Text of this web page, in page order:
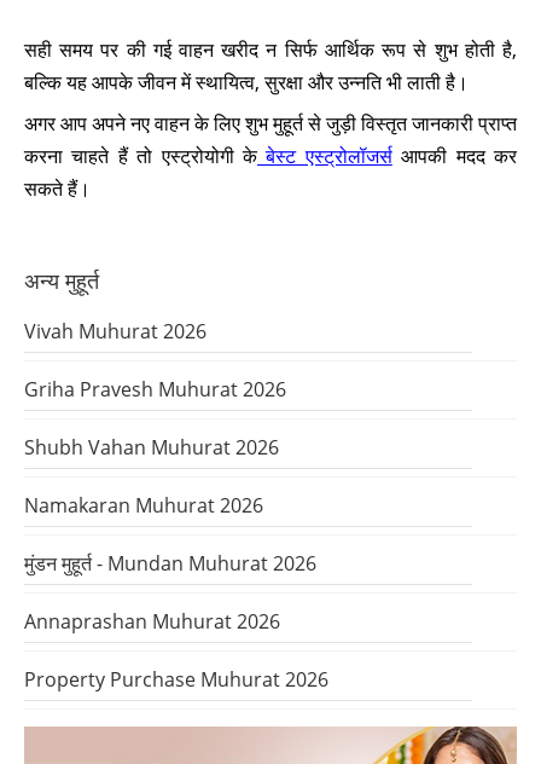
सही समय पर की गई वाहन खरीद न सिर्फ आर्थिक रूप से शुभ होती है,
बल्कि यह आपके जीवन में स्थायित्व, सुरक्षा और उन्नति भी लाती है।
अगर आप अपने नए वाहन के लिए शुभ मुहूर्त से जुड़ी विस्तृत जानकारी प्राप्त
करना चाहते हैं तो एस्ट्रोयोगी केबेस्ट एस्ट्रोलॉजर्सआपकी मदद कर
सकते हैं।
अन्य मुहूर्त
Vivah Muhurat 2026
Griha Pravesh Muhurat 2026
Shubh Vahan Muhurat 2026
Namakaran Muhurat 2026
मुंडन मुहूर्त - Mundan Muhurat 2026
Annaprashan Muhurat 2026
Property Purchase Muhurat 2026